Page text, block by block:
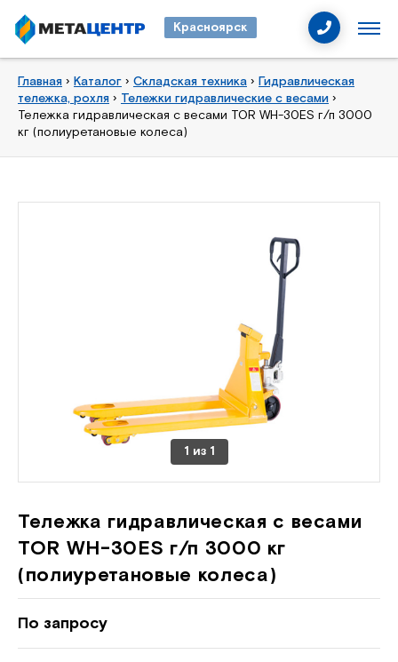
Красноярск
Главная › Каталог › Складская техника › Гидравлическая
тележка, рохля › Тележки гидравлические с весами ›
Тележка гидравлическая с весами TOR WH-30ES г/п 3000
кг (полиуретановые колеса)
1 из 1
Тележка гидравлическая с весами
TOR WH-30ES г/п 3000 кг
(полиуретановые колеса)
По запросу